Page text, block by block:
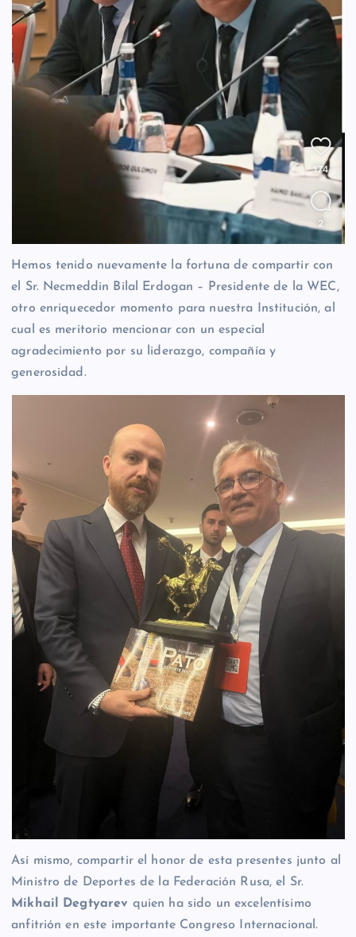
Hemos tenido nuevamente la fortuna de compartir con
el Sr. Necmeddin Bilal Erdogan – Presidente de la WEC,
otro enriquecedor momento para nuestra Institución, al
cual es meritorio mencionar con un especial
agradecimiento por su liderazgo, compañía y
generosidad.
Así mismo, compartir el honor de esta presentes junto al
Ministro de Deportes de la Federación Rusa, el Sr.
Mikhail Degtyarev quien ha sido un excelentísimo
anfitrión en este importante Congreso Internacional.